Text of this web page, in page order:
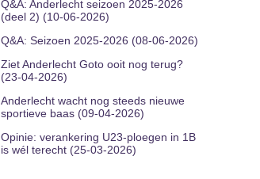
Q&A: Anderlecht seizoen 2025-2026
(deel 2) (10-06-2026)
Q&A: Seizoen 2025-2026 (08-06-2026)
Ziet Anderlecht Goto ooit nog terug?
(23-04-2026)
Anderlecht wacht nog steeds nieuwe
sportieve baas (09-04-2026)
Opinie: verankering U23-ploegen in 1B
is wél terecht (25-03-2026)